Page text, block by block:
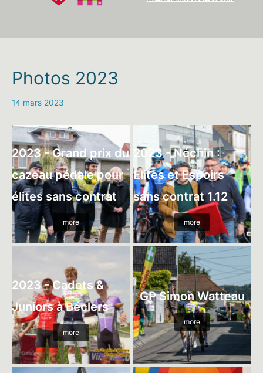
Photos 2023
14 mars 2023
2023 - Grand prix du
cazeau pédale pour
élites sans contrat
more
2023 - Néchin :
Elites et Espoirs
sans contrat 1.12
more
2023 - Cadets &
Juniors à Béclers
more
GP Simon Watteau
more